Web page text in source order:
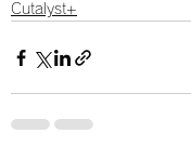
Cutalyst+